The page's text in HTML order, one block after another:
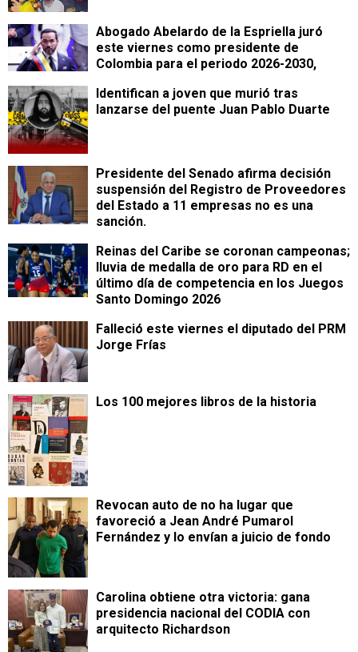
Abogado Abelardo de la Espriella juró
este viernes como presidente de
Colombia para el periodo 2026-2030,
Identifican a joven que murió tras
lanzarse del puente Juan Pablo Duarte
Presidente del Senado afirma decisión
suspensión del Registro de Proveedores
del Estado a 11 empresas no es una
sanción.
Reinas del Caribe se coronan campeonas;
lluvia de medalla de oro para RD en el
último día de competencia en los Juegos
Santo Domingo 2026
Falleció este viernes el diputado del PRM
Jorge Frías
Los 100 mejores libros de la historia
Revocan auto de no ha lugar que
favoreció a Jean André Pumarol
Fernández y lo envían a juicio de fondo
Carolina obtiene otra victoria: gana
presidencia nacional del CODIA con
arquitecto Richardson